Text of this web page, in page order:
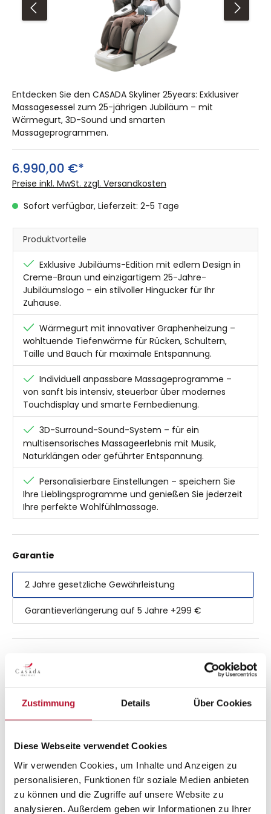
Zustimmung Details Über Cookies
Diese Webseite verwendet Cookies
Wir verwenden Cookies, um Inhalte und Anzeigen zu
personalisieren, Funktionen für soziale Medien anbieten
zu können und die Zugriffe auf unsere Website zu
analysieren. Außerdem geben wir Informationen zu Ihrer
Entdecken Sie den CASADA Skyliner 25years: Exklusiver
Massagesessel zum 25-jährigen Jubiläum – mit
Wärmegurt, 3D-Sound und smarten
Massageprogrammen.
6.990,00 €*
Preise inkl. MwSt. zzgl. Versandkosten
Sofort verfügbar, Lieferzeit: 2-5 Tage
Produktvorteile
Exklusive Jubiläums-Edition mit edlem Design in
Creme-Braun und einzigartigem 25-Jahre-
Jubiläumslogo – ein stilvoller Hingucker für Ihr
Zuhause.
Wärmegurt mit innovativer Graphenheizung –
wohltuende Tiefenwärme für Rücken, Schultern,
Taille und Bauch für maximale Entspannung.
Individuell anpassbare Massageprogramme –
von sanft bis intensiv, steuerbar über modernes
Touchdisplay und smarte Fernbedienung.
3D-Surround-Sound-System – für ein
multisensorisches Massageerlebnis mit Musik,
Naturklängen oder geführter Entspannung.
Personalisierbare Einstellungen – speichern Sie
Ihre Lieblingsprogramme und genießen Sie jederzeit
Ihre perfekte Wohlfühlmassage.
Garantie
2 Jahre gesetzliche Gewährleistung
Garantieverlängerung auf 5 Jahre +299 €
In den Warenkorb
Technik
Massagestärke
Sehr sanft Sanft Medium Intensiv Sehr stark
Rollen
Massageschiene